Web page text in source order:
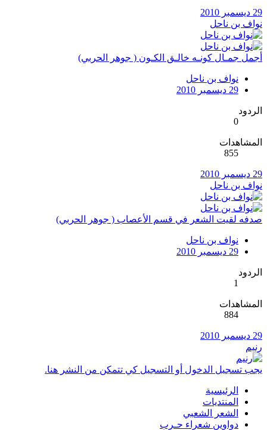
29 ديسمبر 2010
نواف بن ناحل
أجمل جمـال كونـه خالـق الكـون ( جوهر الحربي)
نواف بن ناحل
29 ديسمبر 2010
الردود
0
المشاهدات
855
29 ديسمبر 2010
نواف بن ناحل
صدفه لقيت الشعر في قسم الأعصاب ( جوهر الحربي)
نواف بن ناحل
29 ديسمبر 2010
الردود
1
المشاهدات
884
29 ديسمبر 2010
رنيم
يجب تسجيل الدخول أو التسجيل كي تتمكن من النشر هنا.
الرئيسية
المنتديات
الشعر الشعبي
دواوين شعراء حـرب